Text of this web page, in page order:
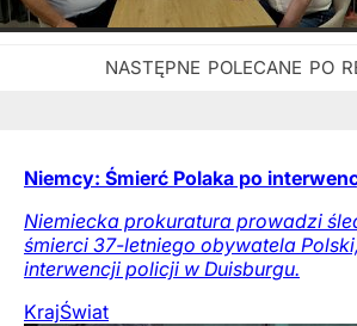
Niemcy: Śmierć Polaka po
Niemiecka prokuratura prowadzi
śmierci 37-letniego obywatela
interwencji policji w Duisburgu.
KrajŚwiat